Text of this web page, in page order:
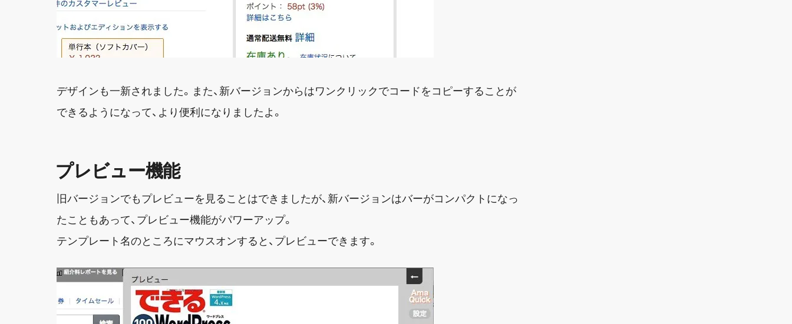
デザインも一新されました。また、新バージョンからはワンクリックでコードをコピーすることが
できるようになって、より便利になりましたよ。
プレビュー機能
旧バージョンでもプレビューを見ることはできましたが、新バージョンはバーがコンパクトになっ
たこともあって、プレビュー機能がパワーアップ。
テンプレート名のところにマウスオンすると、プレビューできます。